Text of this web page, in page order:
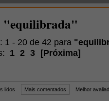
"equilibrada"
1 - 20 de 42 para
1 2 3 [Próxima]
lidos Mais comentados Melhor